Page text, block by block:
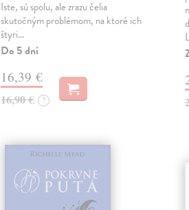
Iste, sú spolu, ale zrazu čelia
skutočným problémom, na ktoré ich
štyri…
Do 5 dní
16,39 €
16,90 € ?